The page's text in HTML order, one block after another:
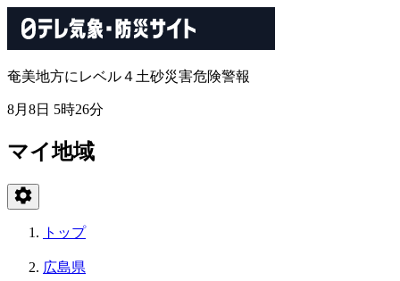
奄美地方にレベル４土砂災害危険警報
8月8日 5時26分
マイ地域
トップ
広島県